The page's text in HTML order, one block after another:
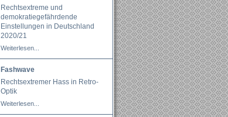
Rechtsextreme und
demokratiegefährdende
Einstellungen in Deutschland
2020/21
Weiterlesen...
Fashwave
Rechtsextremer Hass in Retro-
Optik
Weiterlesen...